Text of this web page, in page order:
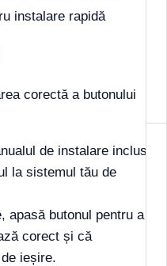
instalare rapidă
corectă a butonului
de instalare inclus
la sistemul tău de
apasă butonul pentru a
corect și că
ieșire.